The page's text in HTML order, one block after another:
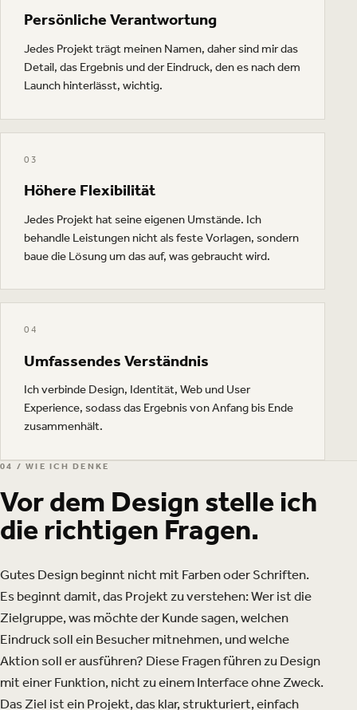
Persönliche Verantwortung
Jedes Projekt trägt meinen Namen, daher sind mir das
Detail, das Ergebnis und der Eindruck, den es nach dem
Launch hinterlässt, wichtig.
03
Höhere Flexibilität
Jedes Projekt hat seine eigenen Umstände. Ich
behandle Leistungen nicht als feste Vorlagen, sondern
baue die Lösung um das auf, was gebraucht wird.
04
Umfassendes Verständnis
Ich verbinde Design, Identität, Web und User
Experience, sodass das Ergebnis von Anfang bis Ende
zusammenhält.
04 / WIE ICH DENKE
Vor dem Design stelle ich
die richtigen Fragen.
Gutes Design beginnt nicht mit Farben oder Schriften.
Es beginnt damit, das Projekt zu verstehen: Wer ist die
Zielgruppe, was möchte der Kunde sagen, welchen
Eindruck soll ein Besucher mitnehmen, und welche
Aktion soll er ausführen? Diese Fragen führen zu Design
mit einer Funktion, nicht zu einem Interface ohne Zweck.
Das Ziel ist ein Projekt, das klar, strukturiert, einfach